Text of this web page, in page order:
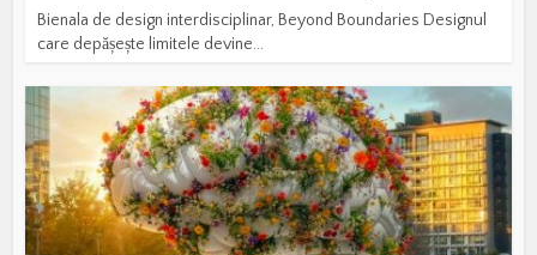
Bienala de design interdisciplinar, Beyond Boundaries Designul
care depășește limitele devine...